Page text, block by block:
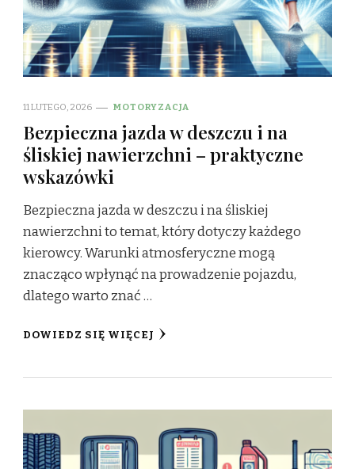
11 LUTEGO, 2026 MOTORYZACJA
Bezpieczna jazda w deszczu i na
śliskiej nawierzchni – praktyczne
wskazówki
Bezpieczna jazda w deszczu i na śliskiej
nawierzchni to temat, który dotyczy każdego
kierowcy. Warunki atmosferyczne mogą
znacząco wpłynąć na prowadzenie pojazdu,
dlatego warto znać …
DOWIEDZ SIĘ WIĘCEJ